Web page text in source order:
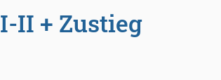
II + Zustieg